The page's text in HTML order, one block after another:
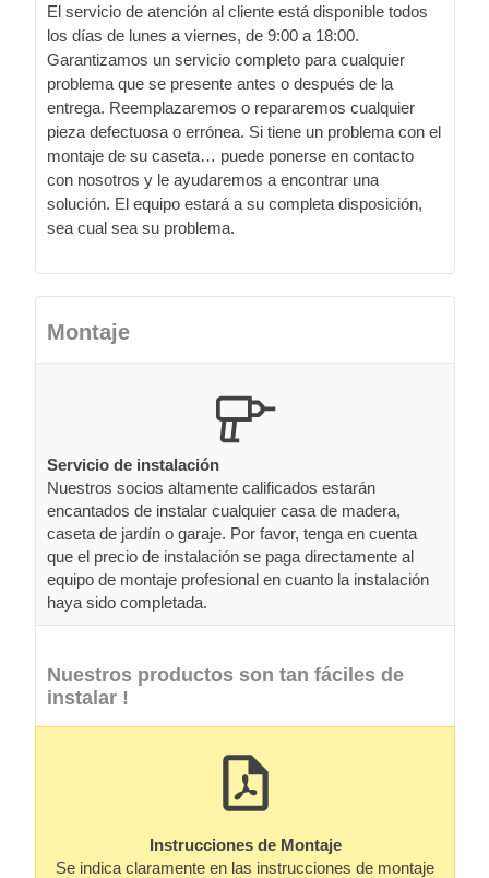
El servicio de atención al cliente está disponible todos
los días de lunes a viernes, de 9:00 a 18:00.
Garantizamos un servicio completo para cualquier
problema que se presente antes o después de la
entrega. Reemplazaremos o repararemos cualquier
pieza defectuosa o errónea. Si tiene un problema con el
montaje de su caseta… puede ponerse en contacto
con nosotros y le ayudaremos a encontrar una
solución. El equipo estará a su completa disposición,
sea cual sea su problema.
Montaje
Servicio de instalación
Nuestros socios altamente calificados estarán
encantados de instalar cualquier casa de madera,
caseta de jardín o garaje. Por favor, tenga en cuenta
que el precio de instalación se paga directamente al
equipo de montaje profesional en cuanto la instalación
haya sido completada.
Nuestros productos son tan fáciles de
instalar !
Instrucciones de Montaje
Se indica claramente en las instrucciones de montaje